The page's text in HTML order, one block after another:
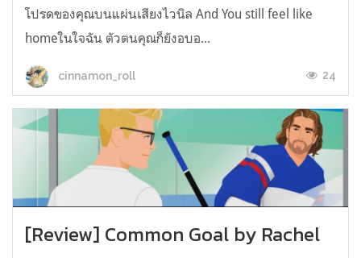
โปรดของคุณบนแผ่นเสียงไวนิล And You still feel like
homeในใจฉัน ตัวตนคุณก็ยังอบอ...
cinnamon_roll 24
[Review] Common Goal by Rachel